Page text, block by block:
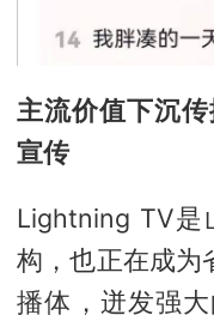
主流价值下沉
宣传
Lightning TV是
构，也正在成为
播体，迸发强